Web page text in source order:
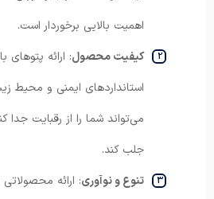
اهمیت بالایی برخوردار است.
کیفیت محصول: ارائه پتوهای
استانداردهای ایمنی و محیط
می‌تواند شما را از رقبایت جدا
جلب کند.
تنوع و نوآوری: ارائه محصولاتی